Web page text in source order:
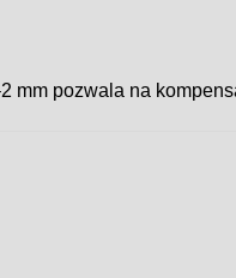
mm pozwala na